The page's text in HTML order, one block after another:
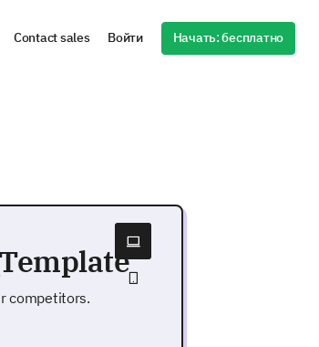
Contact sales Войти Начать: бесплатно
competitors.